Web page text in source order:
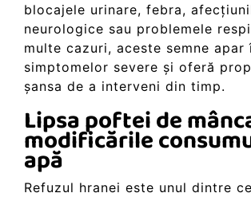
blocajele urinare, febra,
neurologice sau problemele
multe cazuri, aceste semne apar
simptomelor severe și oferă
șansa de a interveni din timp.
Lipsa poftei de
modificările
apă
Refuzul hranei este unul dintre